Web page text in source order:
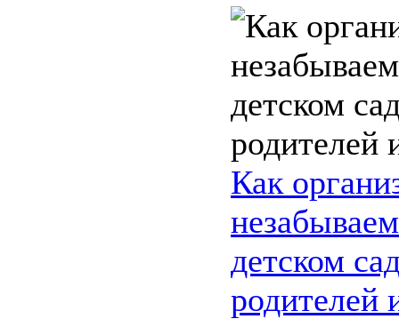
Как
детском
родителей